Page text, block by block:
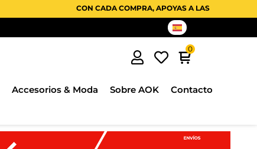
CON CADA COMPRA, APOYAS A LAS COOPERATIVAS
Accesorios & Moda Sobre AOK
Contacto